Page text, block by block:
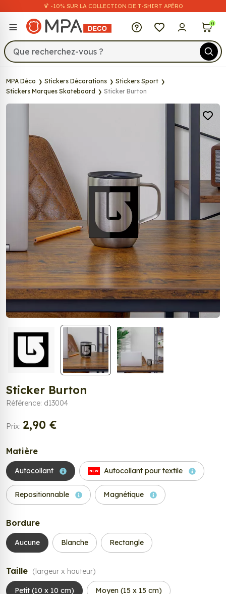
🍹 -10% SUR LA COLLECTION DE T-SHIRT APÉRO
MPA Déco 0
MPA Déco Stickers Décorations
Stickers Sport
Stickers Marques Skateboard
Sticker Burton
Sticker Burton
Référence: d13004
Prix: 2,90 €
Matière
Autocollant NEW Autocollant pour textile
Repositionnable Magnétique
Bordure
Aucune Blanche Rectangle
Taille (largeur x hauteur)
Petit (10 x 10 cm) Moyen (15 x 15 cm)